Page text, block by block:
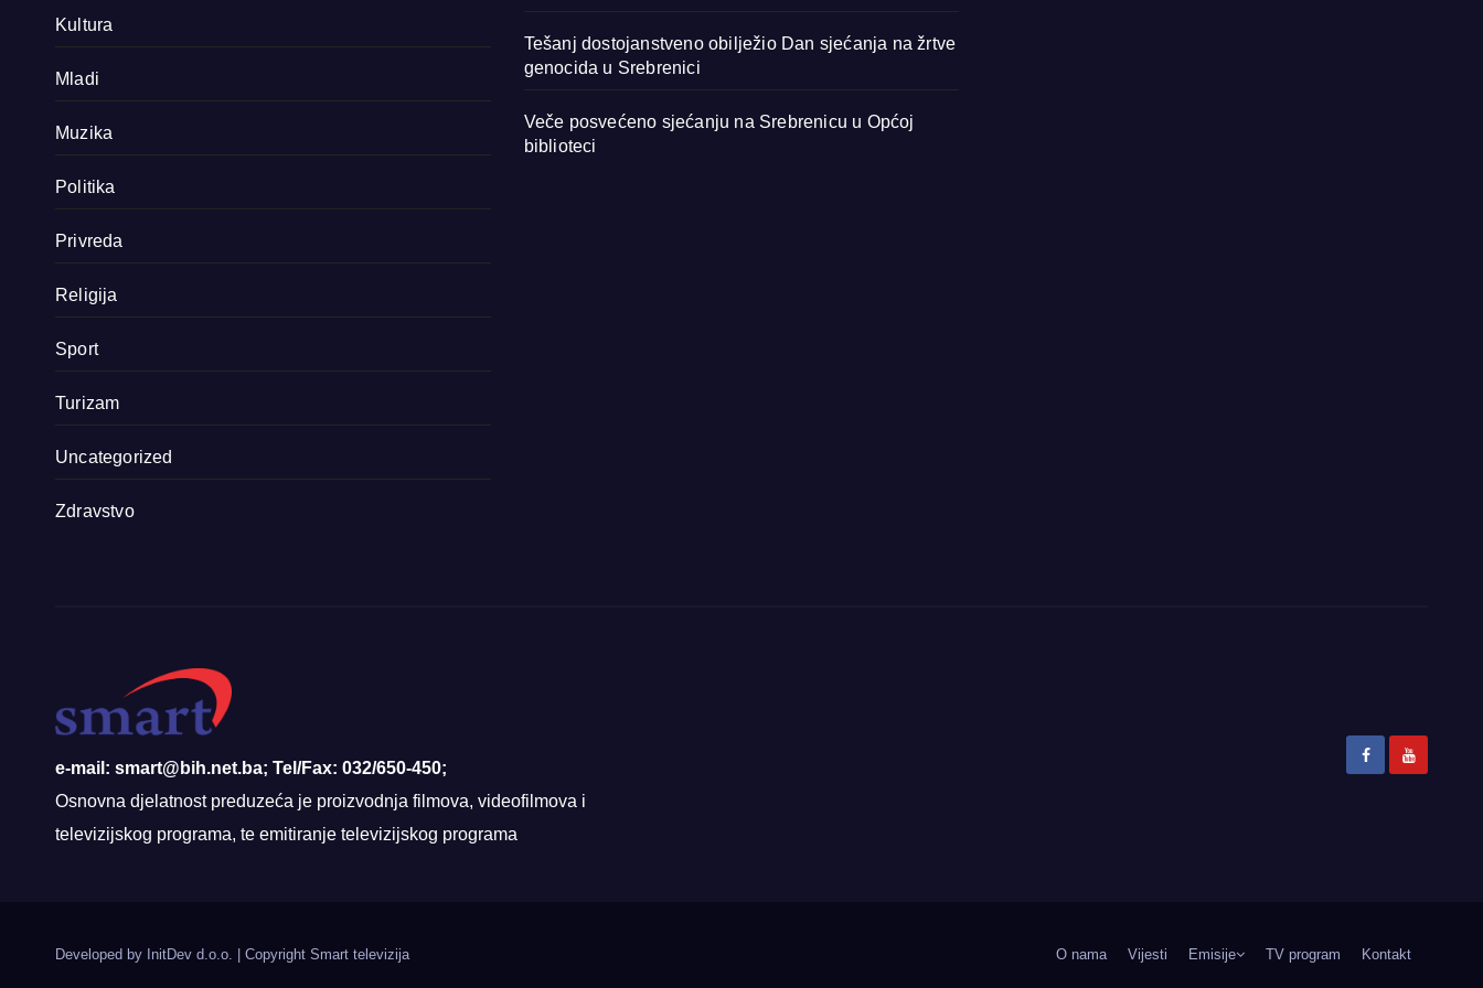
Kultura
Mladi
Muzika
Politika
Privreda
Religija
Sport
Turizam
Uncategorized
Zdravstvo
Tešanj dostojanstveno obilježio Dan sjećanja na žrtve
genocida u Srebrenici
Veče posvećeno sjećanju na Srebrenicu u Općoj
biblioteci
e-mail: smart@bih.net.ba; Tel/Fax: 032/650-450;
Osnovna djelatnost preduzeća je proizvodnja filmova, videofilmova i
televizijskog programa, te emitiranje televizijskog programa
Developed by InitDev d.o.o. Copyright Smart televizija O nama Vijesti Emisije TV program Kontakt